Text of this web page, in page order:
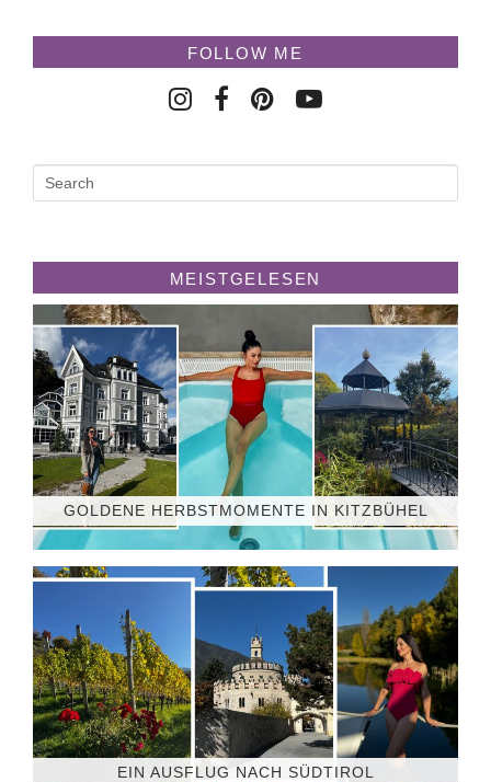
FOLLOW ME
MEISTGELESEN
GOLDENE HERBSTMOMENTE IN KITZBÜHEL
EIN AUSFLUG NACH SÜDTIROL